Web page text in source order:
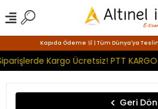
Kapıda Ödeme 🛒 | Tüm Dünya'ya
Kargo Ücretsiz! PTT KARGO-
Geri Dön